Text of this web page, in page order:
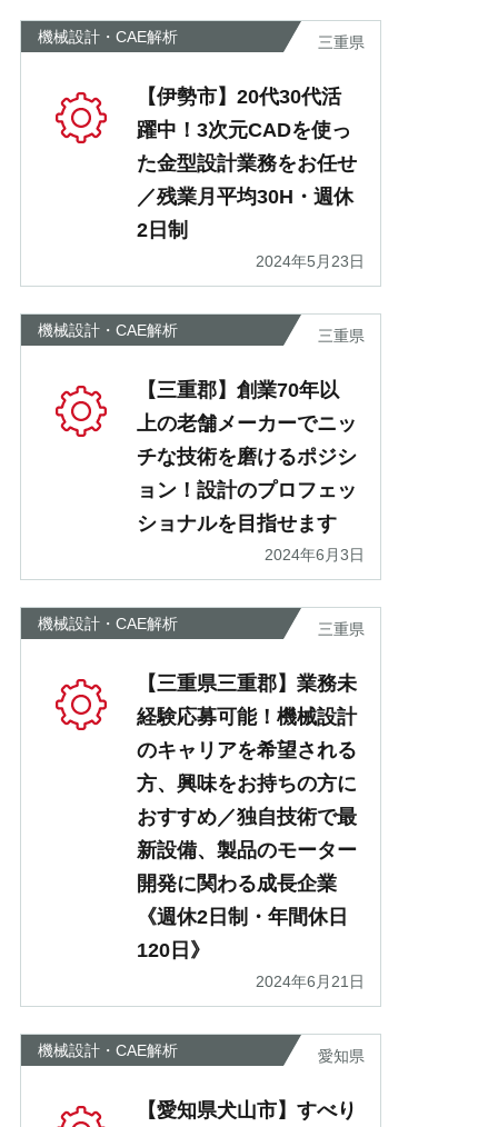
機械設計・CAE解析 三重県
【伊勢市】20代30代活
躍中！3次元CADを使っ
た金型設計業務をお任せ
／残業月平均30H・週休
2日制
2024年5月23日
機械設計・CAE解析 三重県
【三重郡】創業70年以
上の老舗メーカーでニッ
チな技術を磨けるポジシ
ョン！設計のプロフェッ
ショナルを目指せます
2024年6月3日
機械設計・CAE解析 三重県
【三重県三重郡】業務未
経験応募可能！機械設計
のキャリアを希望される
方、興味をお持ちの方に
おすすめ／独自技術で最
新設備、製品のモーター
開発に関わる成長企業
《週休2日制・年間休日
120日》
2024年6月21日
機械設計・CAE解析 愛知県
【愛知県犬山市】すべり